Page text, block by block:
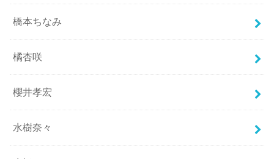
橋本ちなみ
橘杏咲
櫻井孝宏
水樹奈々